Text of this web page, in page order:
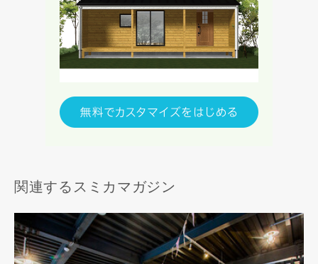
関連するスミカマガジン